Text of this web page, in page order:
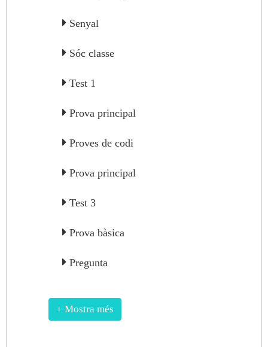
Senyal
Sóc classe
Test 1
Prova principal
Proves de codi
Prova principal
Test 3
Prova bàsica
Pregunta
+ Mostra més